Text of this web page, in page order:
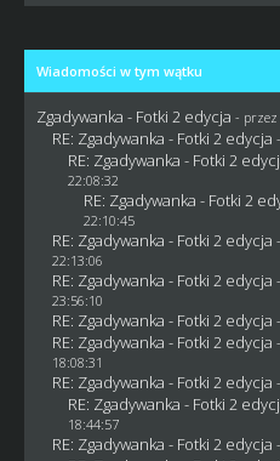
Wiadomości w tym wątku
Zgadywanka - Fotki 2 edycja - przez
RE: Zgadywanka - Fotki 2 edycja
RE: Zgadywanka - Fotki 2
22:08:32
RE: Zgadywanka - Fotki 2
22:10:45
RE: Zgadywanka - Fotki 2 edycja
22:13:06
RE: Zgadywanka - Fotki 2 edycja
23:56:10
RE: Zgadywanka - Fotki 2 edycja
RE: Zgadywanka - Fotki 2 edycja
18:08:31
RE: Zgadywanka - Fotki 2 edycja
RE: Zgadywanka - Fotki 2
18:44:57
RE: Zgadywanka - Fotki 2 edycja